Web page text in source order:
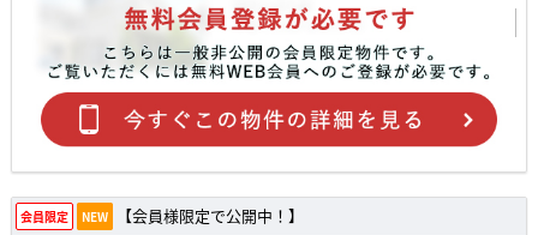
会員限定 NEW 【会員様限定で公開中！】